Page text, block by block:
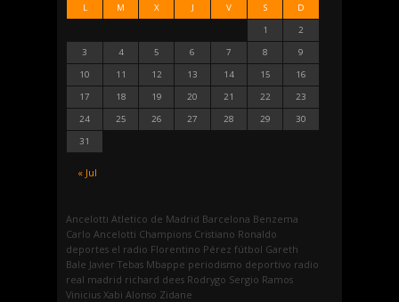
L M X J V S D
« Jul
1
2
3
4 5 6 7 8
9
10
11 12 13 14 15
16
17
18 19 20 21 22
23
24
25 26 27 28 29
30
31
Ancelotti Atletico de Madrid Barcelona Benzema
Carlo Ancelotti Champions Cristiano Ronaldo
deportes el radio Florentino Pérez fútbol Gareth
Bale Javier Tebas Mbappe periodismo deportivo radio
real madrid richard dees Rodrygo Sergio Ramos
Vinicius Xabi Alonso Zidane